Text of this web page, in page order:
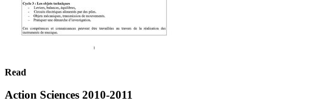
Read
Action Sciences 2010-2011